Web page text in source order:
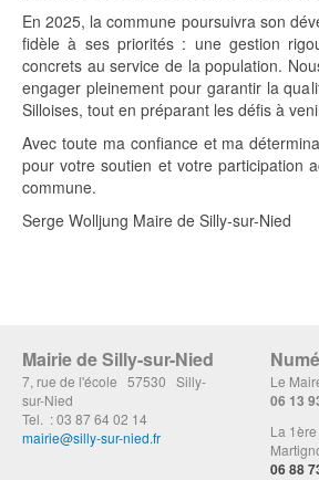
En 2025, la commune poursuivra son
fidèle à ses priorités : une gestion
concrets au service de la population.
engager pleinement pour garantir la
Silloises, tout en préparant les défis à
Avec toute ma confiance et ma
pour votre soutien et votre participation
commune.
Serge Wolljung Maire de Silly-sur-Nied
Mairie de Silly-sur-Nied
7, rue de l'école 57530 Silly-
sur-Nied
Tel. : 03 87 64 02 14
mairie@silly-sur-nied.fr
Le
06 13
La
06 88